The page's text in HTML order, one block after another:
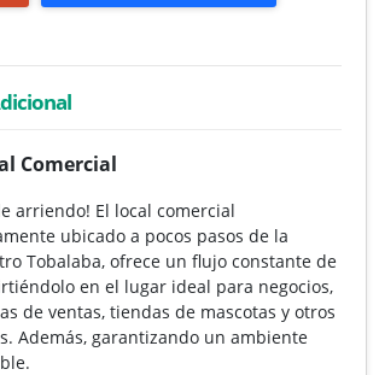
Comercial
arriendo! El local comercial
ubicado a pocos pasos de la
Tobalaba, ofrece un flujo constante de
en el lugar ideal para negocios,
de ventas, tiendas de mascotas y otros
Además, garantizando un ambiente